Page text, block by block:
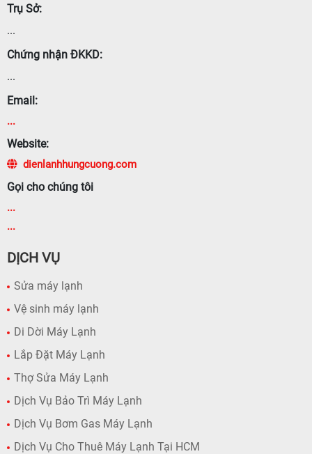
Trụ Sở:
...
Chứng nhận ĐKKD:
...
Email:
...
Website:
dienlanhhungcuong.com
Gọi cho chúng tôi
...
...
DỊCH VỤ
Sửa máy lạnh
Vệ sinh máy lạnh
Di Dời Máy Lạnh
Lắp Đặt Máy Lạnh
Thợ Sửa Máy Lạnh
Dịch Vụ Bảo Trì Máy Lạnh
Dịch Vụ Bơm Gas Máy Lạnh
Dịch Vụ Cho Thuê Máy Lạnh Tại HCM